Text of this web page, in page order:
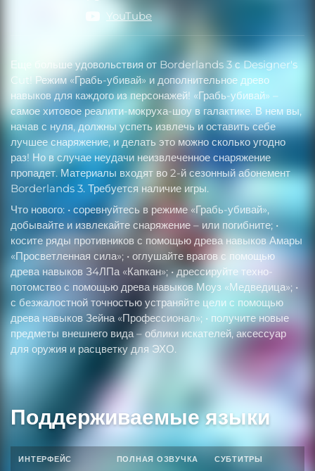
Еще больше удовольствия от Borderlands 3 с Designer's
Cut! Режим «Грабь-убивай» и дополнительное древо
навыков для каждого из персонажей! «Грабь-убивай» –
самое хитовое реалити-мокруха-шоу в галактике. В нем вы,
начав с нуля, должны успеть извлечь и оставить себе
лучшее снаряжение, и делать это можно сколько угодно
раз! Но в случае неудачи неизвлеченное снаряжение
пропадет. Материалы входят во 2-й сезонный абонемент
Borderlands 3. Требуется наличие игры.
Что нового: • соревнуйтесь в режиме «Грабь-убивай»,
добывайте и извлекайте снаряжение – или погибните; •
косите ряды противников с помощью древа навыков Амары
«Просветленная сила»; • оглушайте врагов с помощью
древа навыков З4ЛПа «Капкан»; • дрессируйте техно-
потомство с помощью древа навыков Моуз «Медведица»; •
с безжалостной точностью устраняйте цели с помощью
древа навыков Зейна «Профессионал»; • получите новые
предметы внешнего вида – облики искателей, аксессуар
для оружия и расцветку для ЭХО.
YouTube
Поддерживаемые языки
ИНТЕРФЕЙС ПОЛНАЯ ОЗВУЧКА СУБТИТРЫ